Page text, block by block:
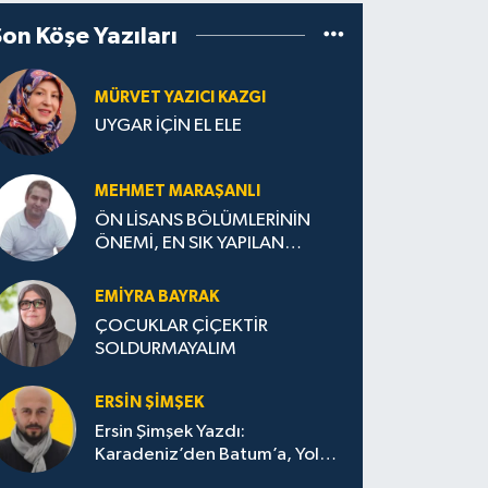
Köşe Yazıları
MÜRVET YAZICI KAZGI
UYGAR İÇİN EL ELE
MEHMET MARAŞANLI
ÖN LİSANS BÖLÜMLERİNİN
ÖNEMİ, EN SIK YAPILAN
STRATEJİLERİ
EMIYRA BAYRAK
ÇOCUKLAR ÇİÇEKTİR
SOLDURMAYALIM
ERSIN ŞIMŞEK
Ersin Şimşek Yazdı:
Karadeniz’den Batum’a, Yolun